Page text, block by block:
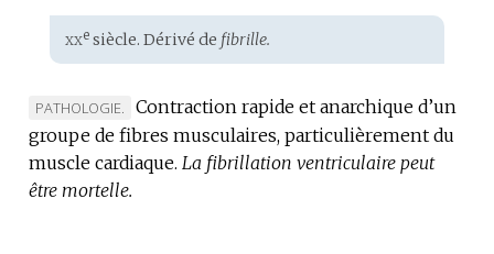
Étymologie
:
xxesiècle. Dérivé de fibrille.
MARQUE
DE
DOMAINE
:
PATHOLOGIE.
Contraction rapide et anarchique d’un
groupe de fibres musculaires, particulièrement du
muscle cardiaque. La fibrillation ventriculaire peut
être mortelle.